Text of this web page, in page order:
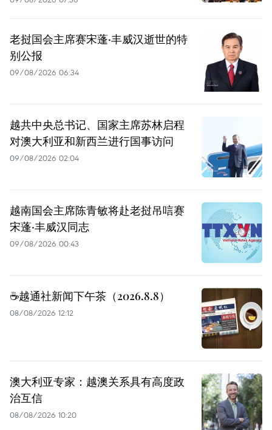
老挝国会主席赛宋蓬·丰威汉逝世的特
别公报
09/08/2026 06:34
越共中央总书记、国家主席苏林启程
对澳大利亚和新西兰进行国事访问
09/08/2026 02:04
越南国会主席陈青敏将赴老挝吊唁赛
宋蓬·丰威汉同志
09/08/2026 00:43
☕️越通社新闻下午茶（2026.8.8）
08/08/2026 12:12
澳大利亚专家：越澳关系具有高度政
治互信
08/08/2026 10:20